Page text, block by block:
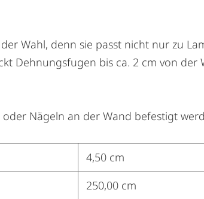
Wahl, denn sie passt nicht nur zu
Dehnungsfugen bis ca. 2 cm von der
Nägeln an der Wand befestigt
4,50 cm
250,00 cm